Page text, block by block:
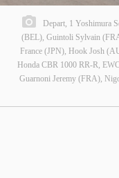
Depart, 1 Yoshimura
(BEL), Guintoli Sylvain
France (JPN), Hook Josh
Honda CBR 1000 RR-R,
Guarnoni Jeremy (FRA),